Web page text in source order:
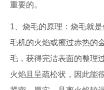
重要的。
1、烧毛的原理：烧毛就
毛机的火焰或擦过赤热的
毛，获得完洁表面的整理
火焰且呈疏松状，因此能